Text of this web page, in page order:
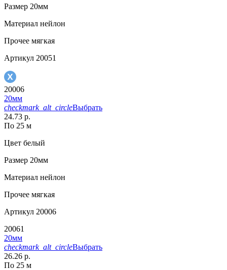
Размер 20мм
Материал нейлон
Прочее мягкая
Артикул 20051
20006
20мм
checkmark_alt_circleВыбрать
24.73 р.
По 25 м
Цвет белый
Размер 20мм
Материал нейлон
Прочее мягкая
Артикул 20006
20061
20мм
checkmark_alt_circleВыбрать
26.26 р.
По 25 м